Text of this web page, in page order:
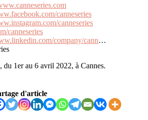
canneseries
canneseries
canneseries
company/cann…​
1er au 6 avril 2022, à Cannes.
d'article